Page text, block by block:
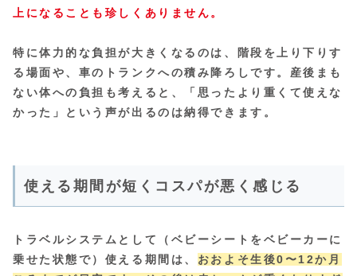
上になることも珍しくありません。
特に体力的な負担が大きくなるのは、階段を上り下りす
る場面や、車のトランクへの積み降ろしです。産後まも
ない体への負担も考えると、「思ったより重くて使えな
かった」という声が出るのは納得できます。
使える期間が短くコスパが悪く感じる
トラベルシステムとして（ベビーシートをベビーカーに
乗せた状態で）使える期間は、 おおよそ生後0〜12か月